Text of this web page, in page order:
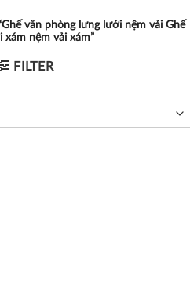
văn phòng lưng lưới nệm vải Ghế
xám nệm vải xám”
FILTER